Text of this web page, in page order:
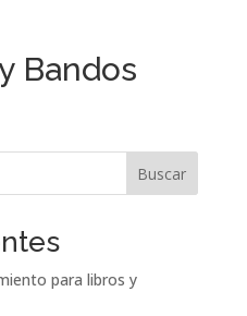
Bandos
Buscar
para libros y